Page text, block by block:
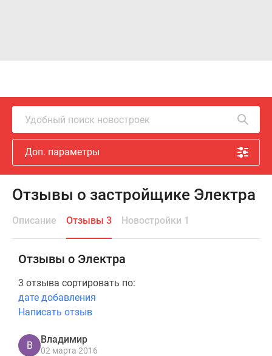
Удобный поиск новостроек
Доп. параметры
Отзывы о застройщике Электра
Описание Отзывы 3 Новостройки 1
Отзывы о Электра
3 отзыва сортировать по:
дате добавления
Написать отзыв
В
Владимир
02 марта 2016